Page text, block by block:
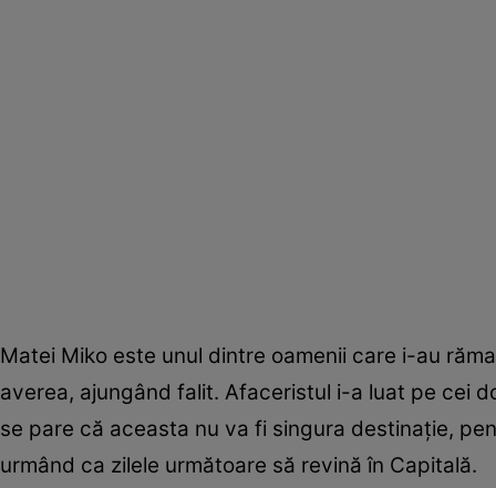
Matei Miko este unul dintre oamenii care i-au
averea, ajungând falit. Afaceristul i-a luat pe cei
se pare că aceasta nu va fi singura destinație,
urmând ca zilele următoare să revină în Capitală.